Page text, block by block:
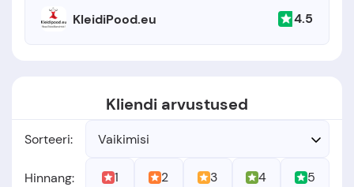
KleidiPood.eu 4.5
Kliendi arvustused
Sorteeri: Vaikimisi
Hinnang: 1 2 3 4 5